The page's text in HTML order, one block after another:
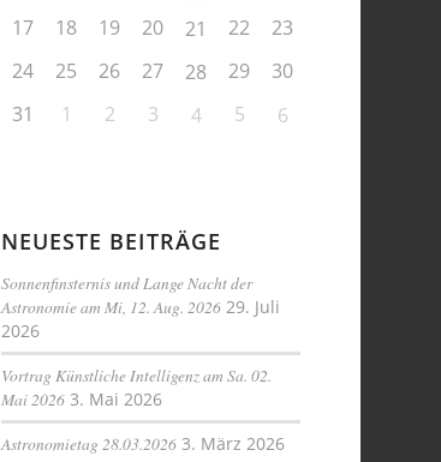
17
18 19 20 21 22
23
24
25 26 27 28 29
30
31
1 2 3 4 5 6
NEUESTE BEITRÄGE
Sonnenfinsternis und Lange Nacht der
Astronomie am Mi, 12. Aug. 2026 29. Juli
2026
Vortrag Künstliche Intelligenz am Sa. 02.
Mai 2026 3. Mai 2026
Astronomietag 28.03.2026 3. März 2026